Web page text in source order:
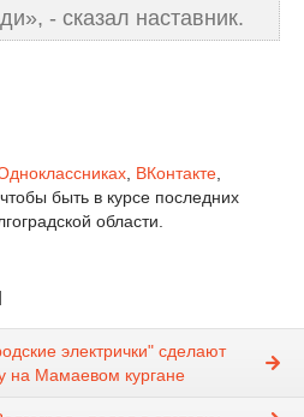
- сказал наставник.
ВКонтакте
, чтобы быть в курсе последних
области.
электрички" сделают
на Мамаевом кургане